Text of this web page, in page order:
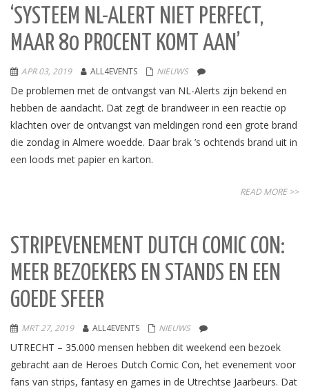
‘SYSTEEM NL-ALERT NIET PERFECT,
MAAR 80 PROCENT KOMT AAN’
APR 03, 2019 ALL4EVENTS NIEUWS
De problemen met de ontvangst van NL-Alerts zijn bekend en
hebben de aandacht. Dat zegt de brandweer in een reactie op
klachten over de ontvangst van meldingen rond een grote brand
die zondag in Almere woedde. Daar brak ’s ochtends brand uit in
een loods met papier en karton.
READ MORE >>
STRIPEVENEMENT DUTCH COMIC CON:
MEER BEZOEKERS EN STANDS EN EEN
GOEDE SFEER
MRT 27, 2019 ALL4EVENTS NIEUWS
UTRECHT – 35.000 mensen hebben dit weekend een bezoek
gebracht aan de Heroes Dutch Comic Con, het evenement voor
fans van strips, fantasy en games in de Utrechtse Jaarbeurs. Dat